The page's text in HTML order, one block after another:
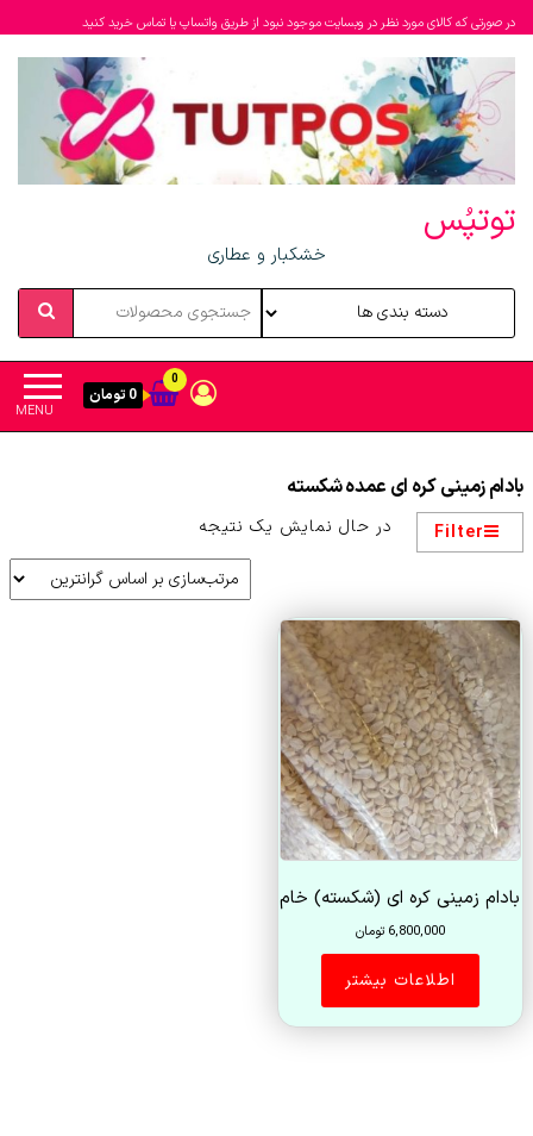
در صورتی که کالای مورد نظر در وبسایت موجود نبود از طریق واتساپ یا تماس خرید کنید
توتپُس
خشکبار و عطاری
MENU
0
0 تومان
بادام زمینی کره ای عمده شکسته
Filter در حال نمایش یک نتیجه
بادام زمینی کره ای (شکسته) خام
6,800,000 تومان
اطلاعات بیشتر